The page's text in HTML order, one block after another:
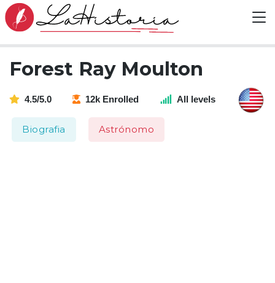
Forest Ray Moulton
4.5/5.0 12k Enrolled All levels
Biografia Astrónomo